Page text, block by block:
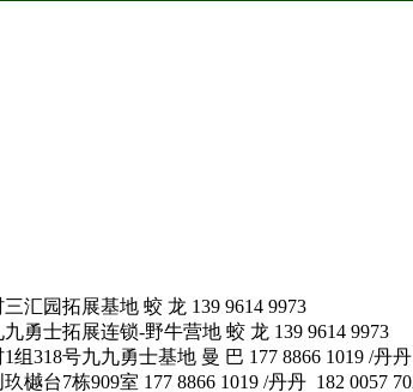
汇园拓展基地 蛟 龙 139 9614 9973
勇士拓展连锁-野牛营地 蛟 龙 139 9614 9973
318号九九勇士基地 曼 巴 177 8866 1019 /丹丹
台7栋909室 177 8866 1019 /丹丹 182 0057